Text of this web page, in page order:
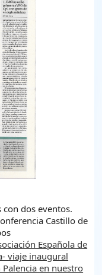
dos eventos.
Castillo de
Española de
viaje inaugural
en nuestro